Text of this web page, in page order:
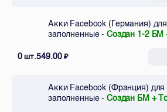
Акки Facebook (Германия)
заполненные -Создан 1-2 БМ
0шт.549.00₽
Акки Facebook (Франция)
заполненные -Создан БМ +